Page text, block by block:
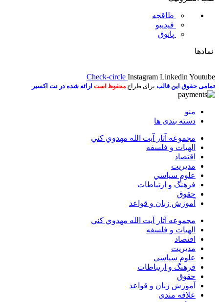
طاقچه
فیدیبو
پاتوق
نمادها
Check-circle Instagram Linkedin Youtube
تمامی حقوق این قالب برای طراح محفوظ است ارائه شده در نت اکسیر
منو
دسته بندی ها
مجموعه آثار آيت الله مهدوي كني
الهیات و فلسفه
اقتصاد
مديريت
علوم سياسي
فرهنگ و ارتباطات
حقوق
آموزش زبان و قواعد
مجموعه آثار آيت الله مهدوي كني
الهیات و فلسفه
اقتصاد
مديريت
علوم سياسي
فرهنگ و ارتباطات
حقوق
آموزش زبان و قواعد
علاقه مندی